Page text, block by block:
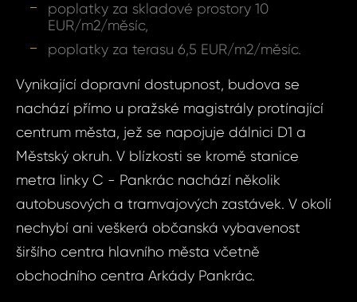
poplatky za skladové prostory 10
EUR/m2/měsíc,
poplatky za terasu 6,5 EUR/m2/měsíc.
Vynikající dopravní dostupnost, budova se
nachází přímo u pražské magistrály protínající
centrum města, jež se napojuje dálnici D1 a
Městský okruh. V blízkosti se kromě stanice
metra linky C - Pankrác nachází několik
autobusových a tramvajových zastávek. V okolí
nechybí ani veškerá občanská vybavenost
širšího centra hlavního města včetně
obchodního centra Arkády Pankrác.